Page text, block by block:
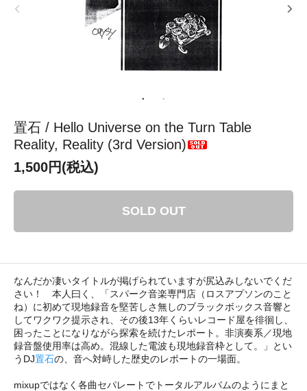
置石 / Hello Universe on the Turn Table
Reality, Reality (3rd Version)
1,500円(税込)
SOLD OUT
なんだか凄いタイトルが掲げられていますが尻込みしないでくだ
さい！ 本人曰く、「スパーク音楽専門店（ロスアプソンのこと
ね）に初めて現地録音を堅苦しさ無しのブラックボックス音響と
してワクワク提示され、その後13年くらいレコード屋を徘徊し、
困ったことになりながら探索を続けたレポート。非演奏系／現地
録音盤使用率は高め。混線した電波も現地録音枠として。」とい
うDJ置石の、音へ対峙した歴史のレポートの一場面。
mixupではなく各曲セパレートでトータルアルバムのようにまと